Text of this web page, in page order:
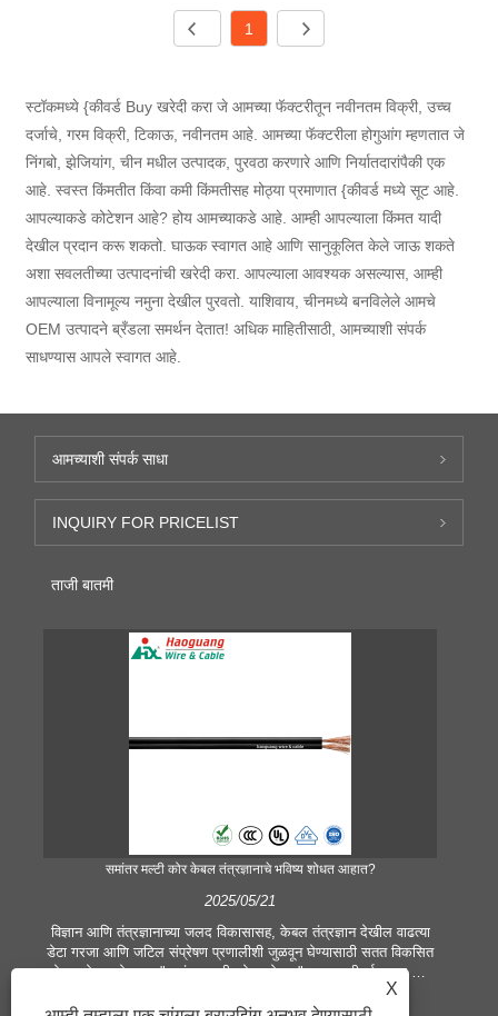
1
स्टॉकमध्ये {कीवर्ड Buy खरेदी करा जे आमच्या फॅक्टरीतून नवीनतम विक्री, उच्च
दर्जाचे, गरम विक्री, टिकाऊ, नवीनतम आहे. आमच्या फॅक्टरीला होगुआंग म्हणतात जे
निंगबो, झेजियांग, चीन मधील उत्पादक, पुरवठा करणारे आणि निर्यातदारांपैकी एक
आहे. स्वस्त किंमतीत किंवा कमी किंमतीसह मोठ्या प्रमाणात {कीवर्ड मध्ये सूट आहे.
आपल्याकडे कोटेशन आहे? होय आमच्याकडे आहे. आम्ही आपल्याला किंमत यादी
देखील प्रदान करू शकतो. घाऊक स्वागत आहे आणि सानुकूलित केले जाऊ शकते
अशा सवलतीच्या उत्पादनांची खरेदी करा. आपल्याला आवश्यक असल्यास, आम्ही
आपल्याला विनामूल्य नमुना देखील पुरवतो. याशिवाय, चीनमध्ये बनविलेले आमचे
OEM उत्पादने ब्रँडला समर्थन देतात! अधिक माहितीसाठी, आमच्याशी संपर्क
साधण्यास आपले स्वागत आहे.
आमच्याशी संपर्क साधा
INQUIRY FOR PRICELIST
ताजी बातमी
समांतर मल्टी कोर केबल तंत्रज्ञानाचे भविष्य शोधत आहात?
2025/05/21
विज्ञान आणि तंत्रज्ञानाच्या जलद विकासासह, केबल तंत्रज्ञान देखील वाढत्या
डेटा गरजा आणि जटिल संप्रेषण प्रणालीशी जुळवून घेण्यासाठी सतत विकसित
होत आहे. या क्षेत्रात, "समांतर मल्टी कोअर केबल" हा एक कीवर्ड बनला आहे
ज्याने बरेच लक्ष वेधून घेतले आहे, जे ट्रान्समिशन कार्यक्षमता सुधारण्यासाठी,
विलंब कमी करण्यासाठी आणि आधुनिक संप्रेषण उपकरणांच्या आवश्यकता पूर्ण
X